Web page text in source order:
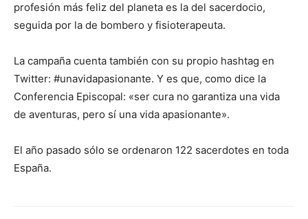
profesión más feliz del planeta es la del sacerdocio,
seguida por la de bombero y fisioterapeuta.
La campaña cuenta también con su propio hashtag en
Twitter: #unavidapasionante. Y es que, como dice la
Conferencia Episcopal: «ser cura no garantiza una vida
de aventuras, pero sí una vida apasionante».
El año pasado sólo se ordenaron 122 sacerdotes en toda
España.